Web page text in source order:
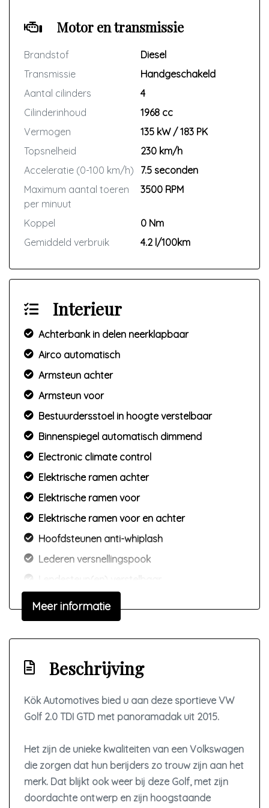
Motor en transmissie
Brandstof
Diesel
Transmissie
Handgeschakeld
Aantal cilinders
4
Cilinderinhoud
1968 cc
Vermogen
135 kW / 183 PK
Topsnelheid
230 km/h
Acceleratie (0-100 km/h)
7.5 seconden
Maximum aantal toeren
per minuut
3500 RPM
Koppel
0 Nm
Gemiddeld verbruik
4.2 l/100km
Interieur
Achterbank in delen neerklapbaar
Airco automatisch
Armsteun achter
Armsteun voor
Bestuurdersstoel in hoogte verstelbaar
Binnenspiegel automatisch dimmend
Electronic climate control
Elektrische ramen achter
Elektrische ramen voor
Elektrische ramen voor en achter
Hoofdsteunen anti-whiplash
Lederen versnellingspook
Lendesteun(en) verstelbaar
Microvezel bekleding
Passagiersstoel in hoogte verstelbaar
Sportstoelen
Stuur en versnellingspook (kunst)leder
Stuur leder en multifunctioneel
Stuur verstelbaar
Stuurbekrachtiging snelheidsafhankelijk
Voorstoelen verwarmd
Exterieur
Meer informatie
Beschrijving
Kök Automotives bied u aan deze sportieve VW
Golf 2.0 TDI GTD met panoramadak uit 2015.
Het zijn de unieke kwaliteiten van een Volkswagen
die zorgen dat hun berijders zo trouw zijn aan het
merk. Dat blijkt ook weer bij deze Golf, met zijn
doordachte ontwerp en zijn hoogstaande